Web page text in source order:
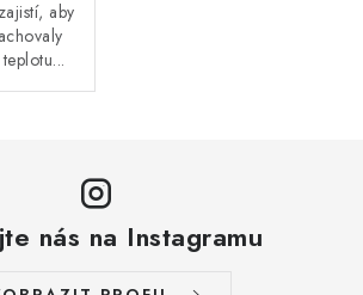
aby
nás na Instagramu